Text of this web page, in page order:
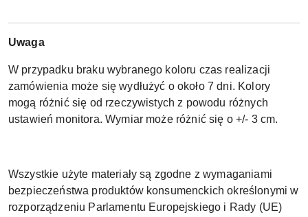
Uwaga
W przypadku braku wybranego koloru czas realizacji
zamówienia może się wydłużyć o około 7 dni. Kolory
mogą różnić się od rzeczywistych z powodu różnych
ustawień monitora. Wymiar może różnić się o +/- 3 cm.
Wszystkie użyte materiały są zgodne z wymaganiami
bezpieczeństwa produktów konsumenckich określonymi w
rozporządzeniu Parlamentu Europejskiego i Rady (UE)